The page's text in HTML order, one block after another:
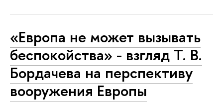
«Европа не может вызывать
беспокойства» - взгляд Т. В.
Бордачева на перспективу
вооружения Европы